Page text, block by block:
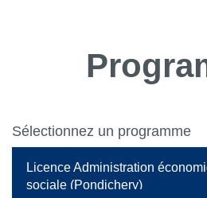
Sélectionnez un programme
Licence Administration
sociale (Pondichery)